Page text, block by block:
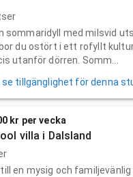
sommaridyll med milsvid
du ostört i ett rofyllt
utanför dörren. Somm...
se tillgänglighet för denna
kr per vecka
villa i Dalsland
en mysig och